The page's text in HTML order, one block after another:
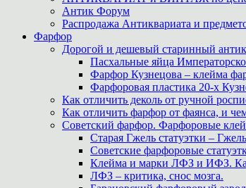
Антик Форум
Распродажа Антиквариата и
Фарфор
Дорогой и дешевый старинный
Пасхальные яйца
Фарфор Кузнецова – клейма
Фарфоровая пластика 20-х
Как отличить деколь от ручной
Как отличить фарфор от фаянса, и
Советский фарфор. Фарфоровые
Старая Гжель статуэтки –
Советские фарфоровые
Клейма и марки ЛФЗ и ИФЗ.
ЛФЗ – критика, снос мозга.